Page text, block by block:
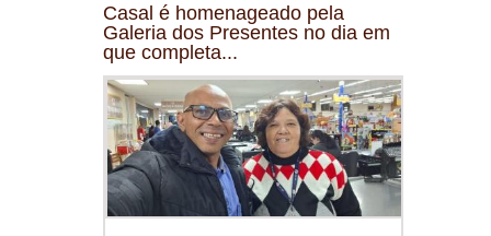
Casal é homenageado pela
Galeria dos Presentes no dia em
que completa...